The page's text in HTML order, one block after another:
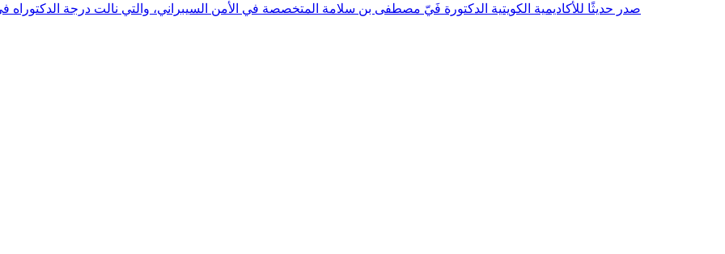
صدر حديثًا للأكاديمية الكويتية الدكتورة فَيّ مصطفى بن سلامة المتخصصة في الأمن السيبراني، والتي نالت درجة